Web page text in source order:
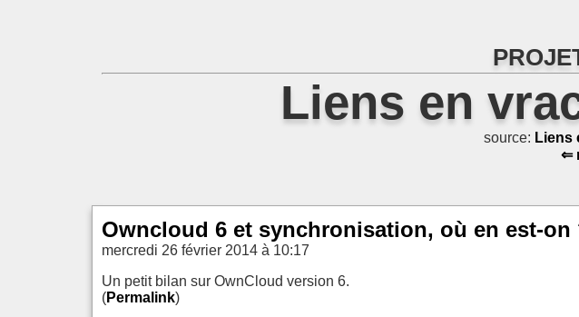
Liens en
source: Liens
⇐
Owncloud 6 et synchronisation, où en est-
mercredi 26 février 2014 à 10:17
Un petit bilan sur OwnCloud version 6.
(Permalink)